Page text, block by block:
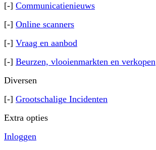
[-] Communicatienieuws
[-] Online scanners
[-] Vraag en aanbod
[-] Beurzen, vlooienmarkten en verkopen
Diversen
[-] Grootschalige Incidenten
Extra opties
Inloggen